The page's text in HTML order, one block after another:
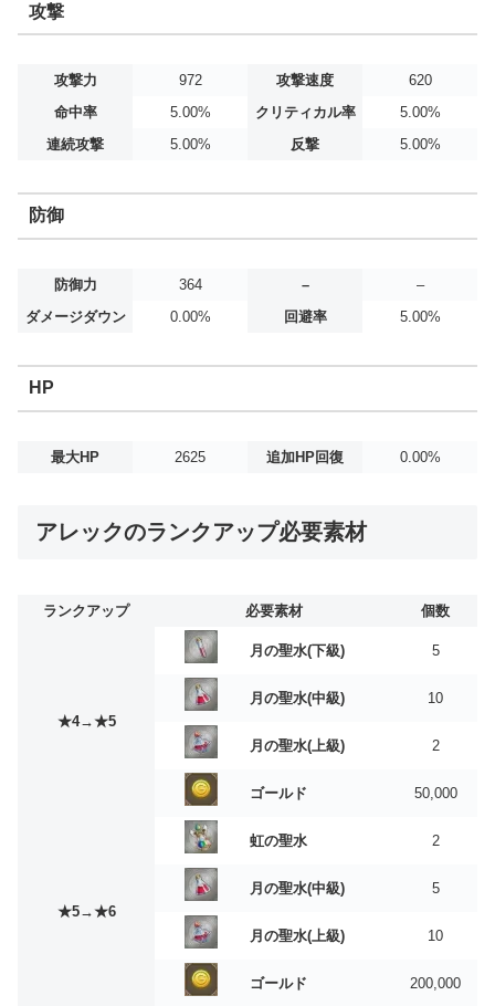
攻撃
攻撃力 972 攻撃速度
620
命中率
5.00% クリティカル率
5.00%
連続攻撃
5.00% 反撃 5.00%
防御
防御力 364 –
–
ダメージダウン
0.00% 回避率 5.00%
HP
最大HP 2625 追加HP回復 0.00%
アレックのランクアップ必要素材
ランクアップ 必要素材 個数
★4→★5
月の聖水(下級) 5
月の聖水(中級) 10
月の聖水(上級) 2
ゴールド 50,000
★5→★6
虹の聖水 2
月の聖水(中級) 5
月の聖水(上級) 10
ゴールド 200,000